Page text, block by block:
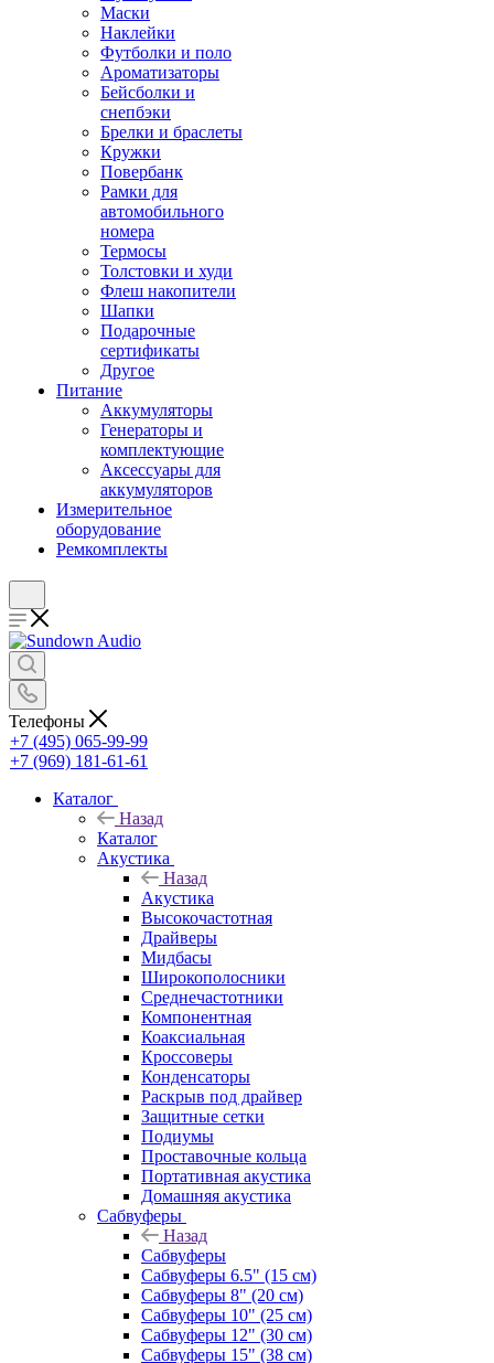
Маски
Наклейки
Футболки и поло
Ароматизаторы
Бейсболки и
снепбэки
Брелки и браслеты
Кружки
Повербанк
Рамки для
автомобильного
номера
Термосы
Толстовки и худи
Флеш накопители
Шапки
Подарочные
сертификаты
Другое
Питание
Аккумуляторы
Генераторы и
комплектующие
Аксессуары для
аккумуляторов
Измерительное
оборудование
Ремкомплекты
Телефоны
+7 (495) 065-99-99
+7 (969) 181-61-61
Каталог
Назад
Каталог
Акустика
Назад
Акустика
Высокочастотная
Драйверы
Мидбасы
Широкополосники
Среднечастотники
Компонентная
Коаксиальная
Кроссоверы
Конденсаторы
Раскрыв под драйвер
Защитные сетки
Подиумы
Проставочные кольца
Портативная акустика
Домашняя акустика
Сабвуферы
Назад
Сабвуферы
Сабвуферы 6.5" (15 см)
Сабвуферы 8" (20 см)
Сабвуферы 10" (25 см)
Сабвуферы 12" (30 см)
Сабвуферы 15" (38 см)